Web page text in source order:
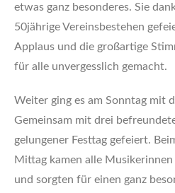
etwas ganz besonderes. Sie
50jährige Vereinsbestehen
Applaus und die großartige
für alle unvergesslich gemacht.
Weiter ging es am Sonntag mit
Gemeinsam mit drei
gelungener Festtag gefeiert.
Mittag kamen alle
und sorgten für einen ganz